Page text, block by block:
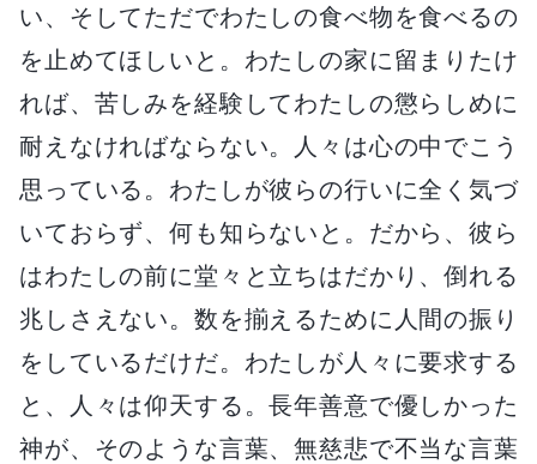
い、そしてただでわたしの食べ物を食べるの
を止めてほしいと。わたしの家に留まりたけ
れば、苦しみを経験してわたしの懲らしめに
耐えなければならない。人々は心の中でこう
思っている。わたしが彼らの行いに全く気づ
いておらず、何も知らないと。だから、彼ら
はわたしの前に堂々と立ちはだかり、倒れる
兆しさえない。数を揃えるために人間の振り
をしているだけだ。わたしが人々に要求する
と、人々は仰天する。長年善意で優しかった
神が、そのような言葉、無慈悲で不当な言葉